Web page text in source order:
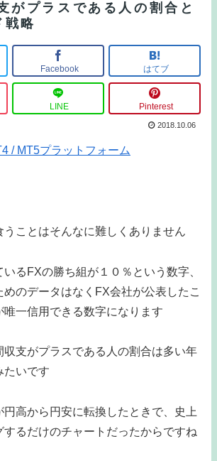
がプラスである人の割合と
戦略
Facebook はてブ
LINE Pinterest
2018.10.06
/ MT5プラットフォーム
うことはそんなに難しくありません
るFXの勝ち組が１０％という数字、
めのデータはなくFX会社が公表したこ
唯一信用できる数字になります
収支がプラスである人の割合は多い年
たいです
円高から円安に転換したときで、史上
するだけのチャートだったからですね